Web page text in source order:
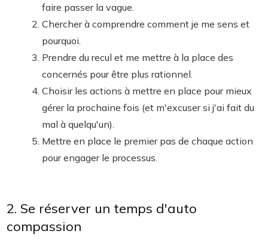
faire passer la vague.
Chercher à comprendre comment je me sens et
pourquoi.
Prendre du recul et me mettre à la place des
concernés pour être plus rationnel.
Choisir les actions à mettre en place pour mieux
gérer la prochaine fois (et m'excuser si j'ai fait du
mal à quelqu'un).
Mettre en place le premier pas de chaque action
pour engager le processus.
2. Se réserver un temps d'auto
compassion